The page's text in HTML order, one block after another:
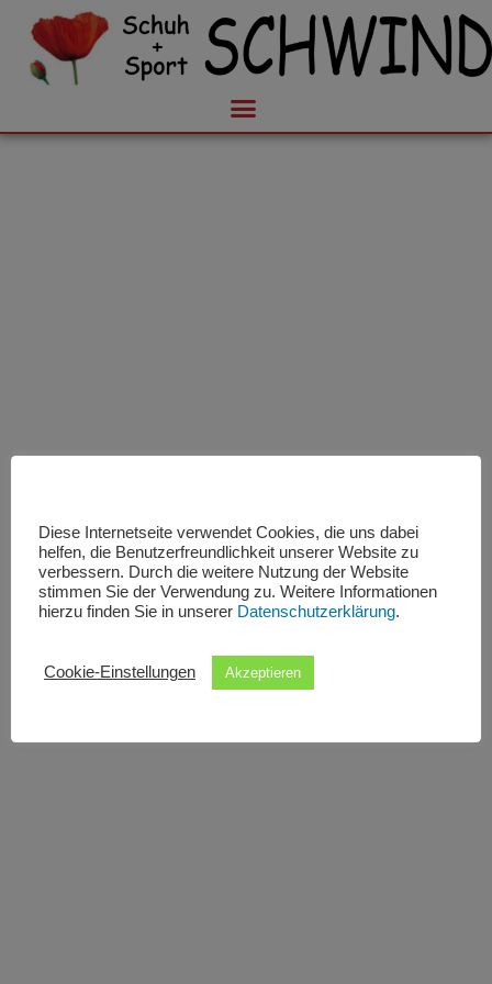
Diese Internetseite verwendet Cookies, die uns dabei
helfen, die Benutzerfreundlichkeit unserer Website zu
verbessern. Durch die weitere Nutzung der Website
stimmen Sie der Verwendung zu. Weitere Informationen
hierzu finden Sie in unserer Datenschutzerklärung.
Cookie-Einstellungen Akzeptieren